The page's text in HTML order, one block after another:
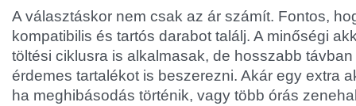
A választáskor nem csak az ár számít. Fontos,
kompatibilis és tartós darabot találj. A minőségi
töltési ciklusra is alkalmasak, de hosszabb
érdemes tartalékot is beszerezni. Akár egy extra
ha meghibásodás történik, vagy több órás